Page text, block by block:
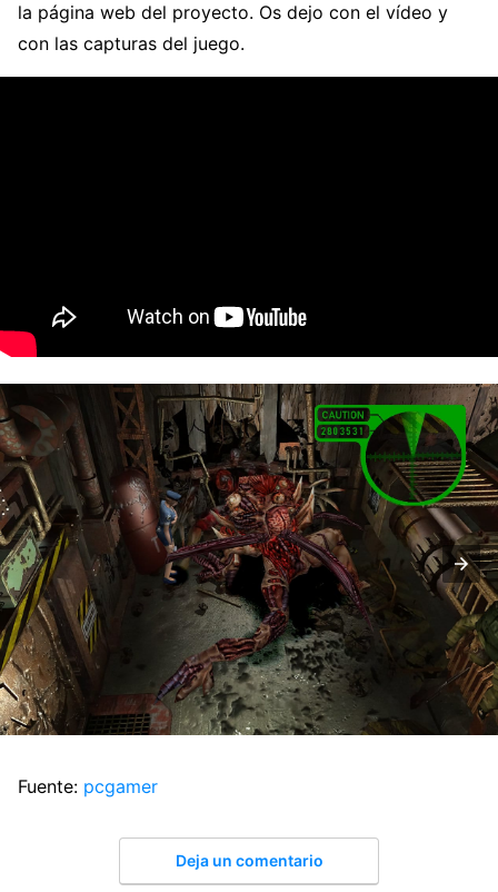
la página web del proyecto. Os dejo con el vídeo y
con las capturas del juego.
Fuente: pcgamer
Deja un comentario